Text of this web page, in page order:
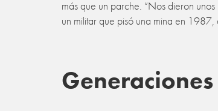
más que un parche. “Nos dieron
un militar que pisó una mina en